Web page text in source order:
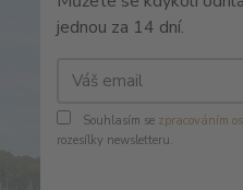
jednou za 14 dní.
Souhlasím se zpracováním
rozesílky newsletteru.